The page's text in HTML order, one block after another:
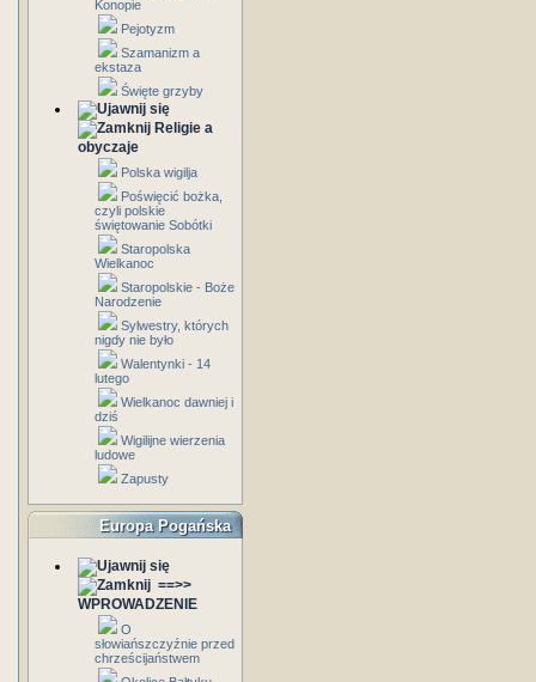
Konopie
Pejotyzm
Szamanizm a
ekstaza
Święte grzyby
Religie a
obyczaje
Polska wigilja
Poświęcić bożka,
czyli polskie
świętowanie Sobótki
Staropolska
Wielkanoc
Staropolskie - Boże
Narodzenie
Sylwestry, których
nigdy nie było
Walentynki - 14
lutego
Wielkanoc dawniej i
dziś
Wigilijne wierzenia
ludowe
Zapusty
Europa Pogańska
==>>
WPROWADZENIE
O
słowiańszczyźnie przed
chrześcijaństwem